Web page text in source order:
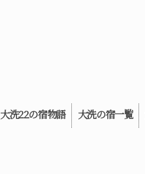
大洗22の宿物語 大洗の宿一覧